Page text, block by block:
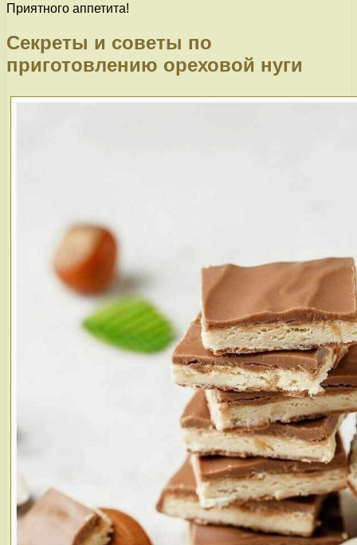
Приятного аппетита!
Секреты и советы по
приготовлению ореховой нуги